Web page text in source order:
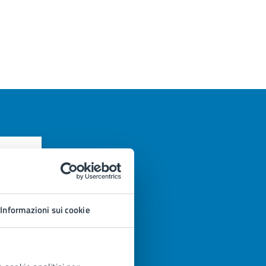
Informazioni sui cookie